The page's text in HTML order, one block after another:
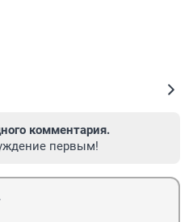
комментария.
первым!